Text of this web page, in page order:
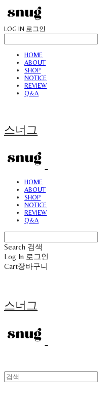
LOG IN 로그인
HOME
ABOUT
SHOP
NOTICE
REVIEW
Q&A
스너그
HOME
ABOUT
SHOP
NOTICE
REVIEW
Q&A
Search 검색
Log In 로그인
Cart장바구니
스너그